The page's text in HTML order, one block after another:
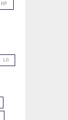
HP
LG